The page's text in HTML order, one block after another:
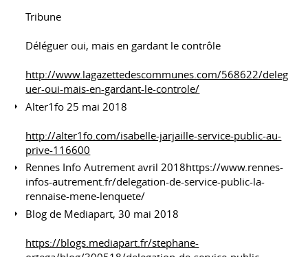
Tribune
Déléguer oui, mais en gardant le contrôle
http://www.lagazettedescommunes.com/568622/deleg
uer-oui-mais-en-gardant-le-controle/
Alter1fo 25 mai 2018
http://alter1fo.com/isabelle-jarjaille-service-public-au-
prive-116600
Rennes Info Autrement avril 2018https://www.rennes-
infos-autrement.fr/delegation-de-service-public-la-
rennaise-mene-lenquete/
Blog de Mediapart, 30 mai 2018
https://blogs.mediapart.fr/stephane-